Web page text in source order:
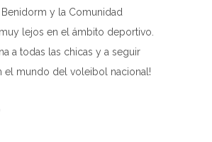
y la Comunidad
lejos en el ámbito deportivo.
a todas las chicas y a seguir
el mundo del voleibol nacional!